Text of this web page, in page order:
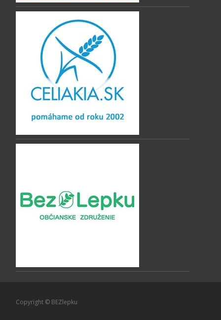
Copyright © BEZlepku